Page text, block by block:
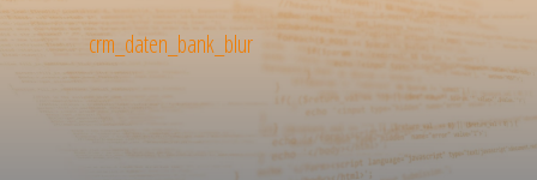
crm_daten_bank_blur